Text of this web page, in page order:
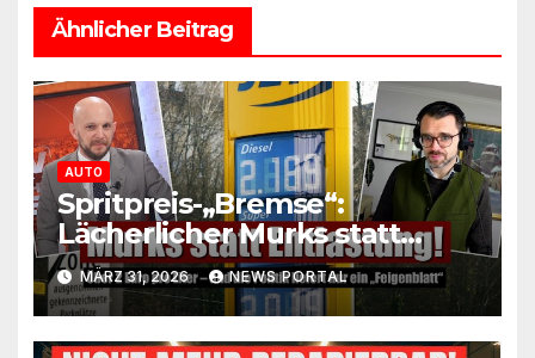
Ähnlicher Beitrag
AUTO
Spritpreis-„Bremse“:
Lächerlicher Murks statt
echter Entlastung!
MÄRZ 31, 2026 NEWS PORTAL